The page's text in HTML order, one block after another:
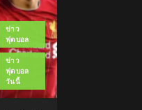
ข่าว
ฟุตบอล
ข่าว
ฟุตบอล
วันนี้